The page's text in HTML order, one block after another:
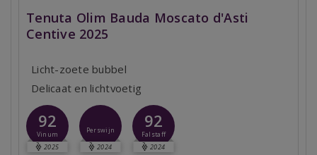
Tenuta Olim Bauda Moscato d'Asti
Centive 2025
Licht-zoete bubbel
Delicaat en lichtvoetig
92
Vinum
2025
Perswijn
2024
92
Falstaff
2024